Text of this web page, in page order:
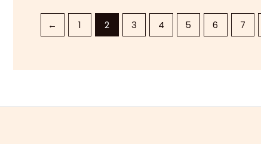
← 1 2 3 4 5 6 7